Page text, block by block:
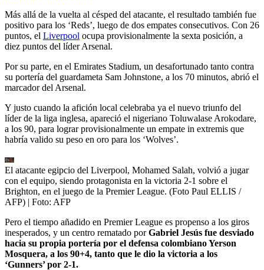
Más allá de la vuelta al césped del atacante, el resultado también fue
positivo para los ‘Reds’, luego de dos empates consecutivos. Con 26
puntos, el Liverpool ocupa provisionalmente la sexta posición, a
diez puntos del líder Arsenal.
Por su parte, en el Emirates Stadium, un desafortunado tanto contra
su portería del guardameta Sam Johnstone, a los 70 minutos, abrió el
marcador del Arsenal.
Y justo cuando la afición local celebraba ya el nuevo triunfo del
líder de la liga inglesa, apareció el nigeriano Toluwalase Arokodare,
a los 90, para lograr provisionalmente un empate in extremis que
habría valido su peso en oro para los ‘Wolves’.
El atacante egipcio del Liverpool, Mohamed Salah, volvió a jugar
con el equipo, siendo protagonista en la victoria 2-1 sobre el
Brighton, en el juego de la Premier League. (Foto Paul ELLIS /
AFP) | Foto: AFP
Pero el tiempo añadido en Premier League es propenso a los giros
inesperados, y un centro rematado porGabriel Jesús fue desviado
hacia su propia portería por el defensa colombiano Yerson
Mosquera, a los 90+4, tanto que le dio la victoria a los
‘Gunners’ por 2-1.